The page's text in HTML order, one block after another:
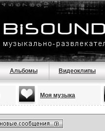
Альбомы Видеоклипы
Моя музыка